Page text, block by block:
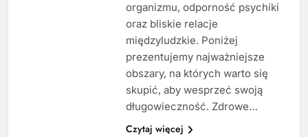
organizmu, odporność psychiki
oraz bliskie relacje
międzyludzkie. Poniżej
prezentujemy najważniejsze
obszary, na których warto się
skupić, aby wesprzeć swoją
długowieczność. Zdrowe…
Czytaj więcej